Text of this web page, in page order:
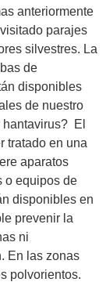
anteriormente
parajes
silvestres. La
de
disponibles
de nuestro
El
tratado en una
aparatos
o equipos de
disponibles en
prevenir la
ni
En las zonas
polvorientos.